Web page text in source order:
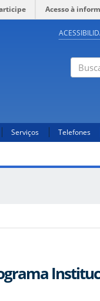
Acesso à
Serviços Telefones